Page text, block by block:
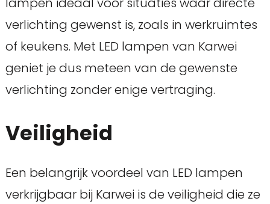
verlichting gewenst is, zoals in werkruimtes
of keukens. Met LED lampen van Karwei
geniet je dus meteen van de gewenste
verlichting zonder enige vertraging.
Veiligheid
Een belangrijk voordeel van LED lampen
verkrijgbaar bij Karwei is de veiligheid die ze